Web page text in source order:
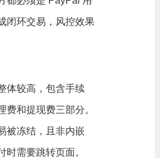
闭环交易，风控效果
体较高，包含手续
费和提现费三部分。
被冻结，且非内嵌
时需要跳转页面。